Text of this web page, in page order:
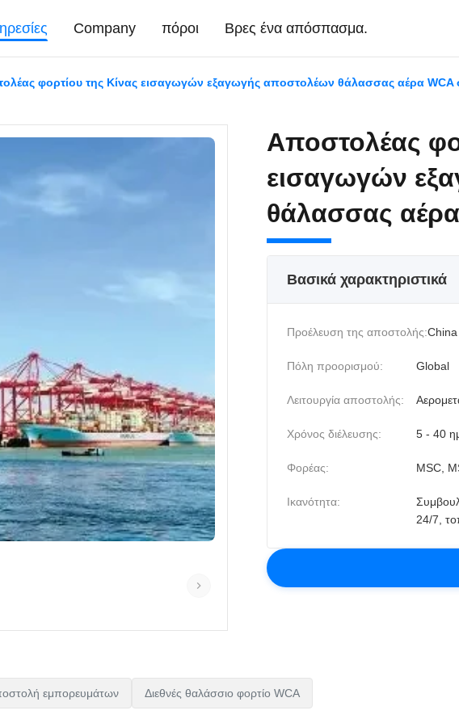
Company πόροι Βρες ένα απόσπασμα.
φορτίου της Κίνας εισαγωγών εξαγωγής αποστολέων θάλασσας αέρα WCA
Αποστολέας
εισαγωγών
θάλασσας αέρα
Βασικά χαρακτηριστικά
Προέλευση της αποστολής:China
Πόλη προορισμού: Global
Λειτουργία αποστολής:
Χρόνος διέλευσης: 5 - 40
Φορέας: MSC,
Ικανότητα:
24/7,
εμπορευμάτων Διεθνές θαλάσσιο φορτίο WCA